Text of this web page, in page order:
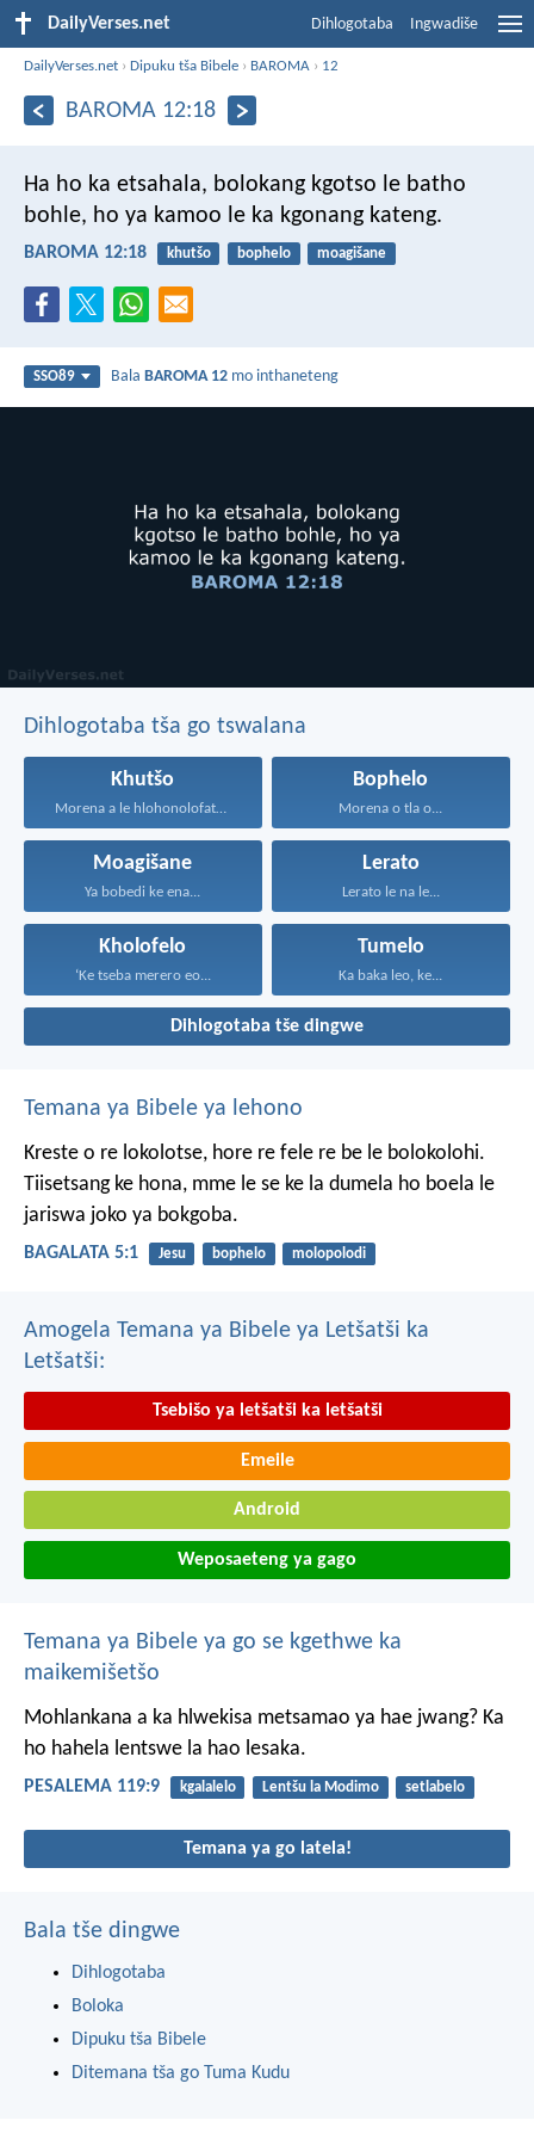
DailyVerses.net Dihlogotaba Ingwadiše
DailyVerses.net ›Dipuku tša Bibele › BAROMA › 12
BAROMA 12:18
Ha ho ka etsahala, bolokang kgotso le batho
bohle, ho ya kamoo le ka kgonang kateng.
BAROMA 12:18 khutšo bophelo moagišane
SSO89 BalaBAROMA 12 mo inthaneteng
Dihlogotaba tša go tswalana
Khutšo
Morena a le hlohonolofatse...
Bophelo
Morena o tla o...
Moagišane
Ya bobedi ke ena...
Lerato
Lerato le na le...
Kholofelo
‘Ke tseba merero eo...
Tumelo
Ka baka leo, ke...
Dihlogotaba tše dingwe
Temana ya Bibele ya lehono
Kreste o re lokolotse, hore re fele re be le bolokolohi.
Tiisetsang ke hona, mme le se ke la dumela ho boela le
jariswa joko ya bokgoba.
BAGALATA 5:1 Jesu bophelo molopolodi
Amogela Temana ya Bibele ya Letšatši ka
Letšatši:
Tsebišo ya letšatši ka letšatši
Emeile
Android
Weposaeteng ya gago
Temana ya Bibele ya go se kgethwe ka
maikemišetšo
Mohlankana a ka hlwekisa metsamao ya hae jwang? Ka
ho hahela lentswe la hao lesaka.
PESALEMA 119:9 kgalalelo Lentšu la Modimo setlabelo
Temana ya go latela!
Bala tše dingwe
Dihlogotaba
Boloka
Dipuku tša Bibele
Ditemana tša go Tuma Kudu